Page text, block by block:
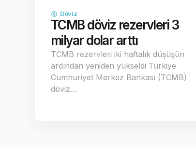
Döviz
TCMB döviz rezervleri 3
milyar dolar arttı
TCMB rezervleri iki haftalık düşüşün
ardından yeniden yükseldi Türkiye
Cumhuriyet Merkez Bankası (TCMB)
döviz…